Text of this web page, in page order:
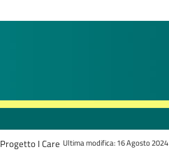
Ultima modifica: 16 Agosto 2024
Progetto I Care